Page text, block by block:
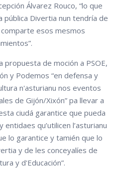
Álvarez Rouco, “lo que
pública Divertia nun tendría de
esos mesmos
propuesta de moción a PSOE,
y Podemos “en defensa y
n'asturianu nos eventos
de Gijón/Xixón” pa llevar a
ciudá garantice que pueda
qu’utilicen l’asturianu
lo garantice y tamién que lo
y de les conceyalíes de
y d'Educación”.